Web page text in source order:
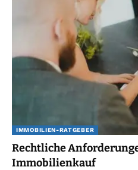
IMMOBILIEN-RATGEBER
Rechtliche
Immobilienkauf